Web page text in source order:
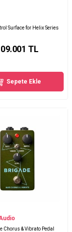
Surface for Helix Series
TL
Sepete Ekle
Chorus & Vibrato Pedal